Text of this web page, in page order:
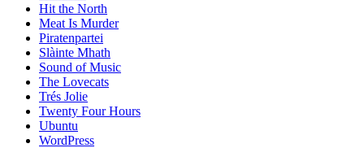
Hit the North
Meat Is Murder
Piratenpartei
Slàinte Mhath
Sound of Music
The Lovecats
Trés Jolie
Twenty Four Hours
Ubuntu
WordPress